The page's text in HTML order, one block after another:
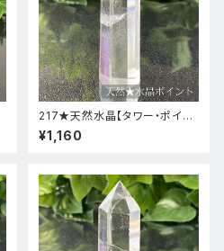
217★天然水晶【タワー・ポイン
ト・原石】天然石インテリア置物
風水新品
¥1,160